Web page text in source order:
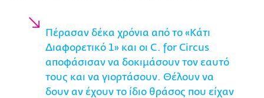
Πέρασαν δέκα χρόνια από το «Κάτι
Διαφορετικό 1» και οι C. for Circus
αποφάσισαν να δοκιμάσουν τον εαυτό
τους και να γιορτάσουν. Θέλουν να
δουν αν έχουν το ίδιο θράσος που είχαν